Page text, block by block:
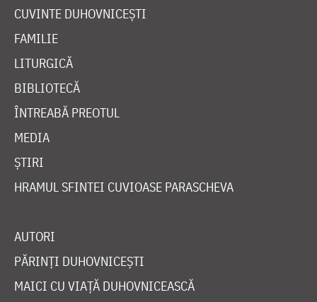
CUVINTE DUHOVNICEȘTI
FAMILIE
LITURGICĂ
BIBLIOTECĂ
ÎNTREABĂ PREOTUL
MEDIA
ȘTIRI
HRAMUL SFINTEI CUVIOASE PARASCHEVA
AUTORI
PĂRINȚI DUHOVNICEȘTI
MAICI CU VIAȚĂ DUHOVNICEASCĂ